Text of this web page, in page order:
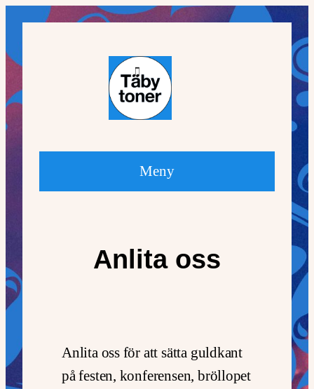
Hoppa
innehåll
Meny
Anlita oss
Anlita oss för att sätta guldkant
på festen, konferensen, bröllopet